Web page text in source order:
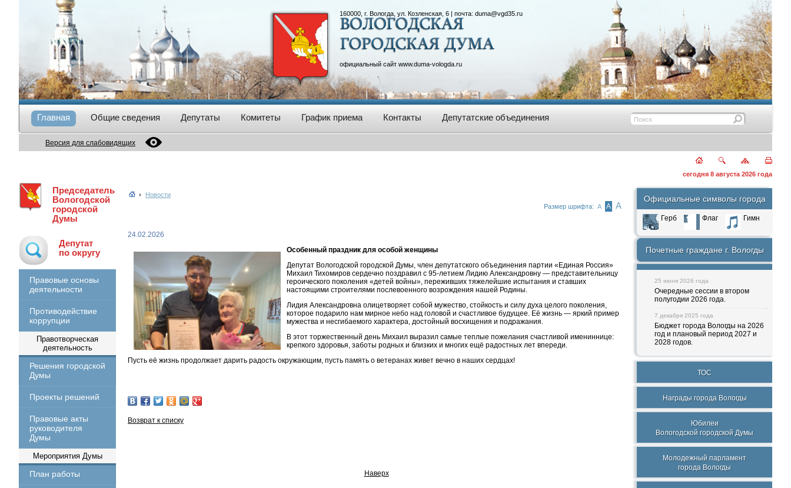
160000, г. Вологда, ул. Козленская, 6 | почта: duma@vgd35.ru
официальный сайт www.duma-vologda.ru
Главная Общие сведения Депутаты Комитеты График приема Контакты Депутатские объединения
Версия для слабовидящих
сегодня 8 августа 2026 года
Председатель
Вологодской
городской
Думы
Депутат
по округу
Правовые основы
деятельности
Противодействие
коррупции
Правотворческая
деятельность
Решения городской
Думы
Проекты решений
Правовые акты
руководителя
Думы
Мероприятия Думы
План работы
Новости
Размер шрифта: А А А
24.02.2026
Особенный праздник для особой женщины
Депутат Вологодской городской Думы, член депутатского объединения партии «Единая Россия»
Михаил Тихомиров сердечно поздравил с 95-летием Лидию Александровну — представительницу
героического поколения «детей войны», переживших тяжелейшие испытания и ставших
настоящими строителями послевоенного возрождения нашей Родины.
Лидия Александровна олицетворяет собой мужество, стойкость и силу духа целого поколения,
которое подарило нам мирное небо над головой и счастливое будущее. Её жизнь — яркий пример
мужества и несгибаемого характера, достойный восхищения и подражания.
В этот торжественный день Михаил выразил самые теплые пожелания счастливой имениннице:
крепкого здоровья, заботы родных и близких и многих ещё радостных лет впереди.
Пусть её жизнь продолжает дарить радость окружающим, пусть память о ветеранах живет вечно в наших сердцах!
Возврат к списку
Наверх
Официальные символы города
Герб Флаг Гимн
Почетные граждане г. Вологды
25 июня 2026 года
Очередные сессии в втором
полугодии 2026 года.
7 декабря 2025 года
Бюджет города Вологды на 2026
год и плановый период 2027 и
2028 годов.
ТОС
Награды города Вологды
Юбилеи
Вологодской городской Думы
Молодежный парламент
города Вологды